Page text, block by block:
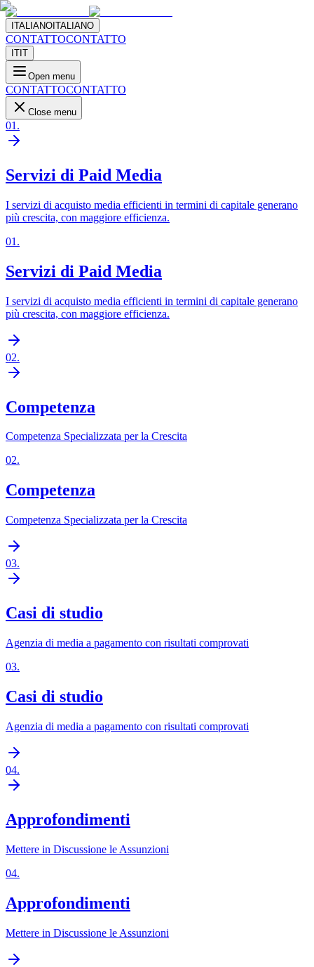
ITALIANO ITALIANO
CONTATTOCONTATTO
IT IT
Open menu
CONTATTOCONTATTO
Close menu
01 .
Servizi di Paid Media
I servizi di acquisto media efficienti in termini di capitale generano
più crescita, con maggiore efficienza.
01 .
Servizi di Paid Media
I servizi di acquisto media efficienti in termini di capitale generano
più crescita, con maggiore efficienza.
02.
Competenza
Competenza Specializzata per la Crescita
02.
Competenza
Competenza Specializzata per la Crescita
03.
Casi di studio
Agenzia di media a pagamento con risultati comprovati
03.
Casi di studio
Agenzia di media a pagamento con risultati comprovati
04.
Approfondimenti
Mettere in Discussione le Assunzioni
04.
Approfondimenti
Mettere in Discussione le Assunzioni